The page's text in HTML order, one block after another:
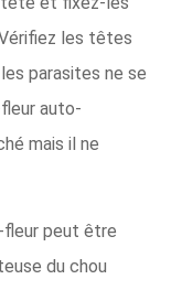
les têtes
parasites ne se
auto-
mais il ne
fleur peut être
du chou